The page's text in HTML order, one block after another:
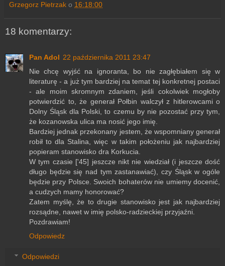
Grzegorz Pietrzak o 16:18:00
18 komentarzy:
Pan Adol 22 października 2011 23:47
Nie chcę wyjść na ignoranta, bo nie zagłębiałem się w
literaturę - a już tym bardziej na temat tej konkretnej postaci
- ale moim skromnym zdaniem, jeśli cokolwiek mogłoby
potwierdzić to, że generał Połbin walczył z hitlerowcami o
Dolny Śląsk dla Polski, to czemu by nie pozostać przy tym,
że kozanowska ulica ma nosić jego imię.
Bardziej jednak przekonany jestem, że wspomniany generał
robił to dla Stalina, więc w takim położeniu jak najbardziej
popieram stanowisko dra Korkucia.
W tym czasie ['45] jeszcze nikt nie wiedział (i jeszcze dość
długo będzie się nad tym zastanawiać), czy Śląsk w ogóle
będzie przy Polsce. Swoich bohaterów nie umiemy docenić,
a cudzych mamy honorować?
Zatem myślę, że to drugie stanowisko jest jak najbardziej
rozsądne, nawet w imię polsko-radzieckiej przyjaźni.
Pozdrawiam!
Odpowiedz
Odpowiedzi